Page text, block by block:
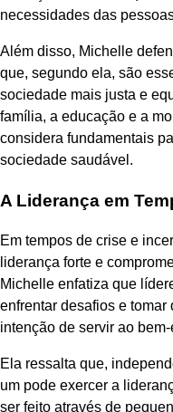
necessidades das
Além disso, Michelle
que, segundo ela, são
sociedade mais justa e
família, a educação e a
considera fundamentais
sociedade saudável.
A Liderança em
Em tempos de crise e
liderança forte e
Michelle enfatiza que
enfrentar desafios e
intenção de servir ao
Ela ressalta que,
um pode exercer a
ser feito através de